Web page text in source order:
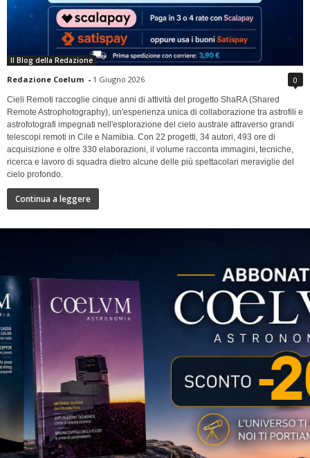
Il Blog della Redazione
Redazione Coelum - 1 Giugno 2026 0
Cieli Remoti raccoglie cinque anni di attività del progetto ShaRA (Shared
Remote Astrophotography), un'esperienza unica di collaborazione tra astrofili e
astrofotografi impegnati nell'esplorazione del cielo australe attraverso grandi
telescopi remoti in Cile e Namibia. Con 22 progetti, 34 autori, 493 ore di
acquisizione e oltre 330 elaborazioni, il volume racconta immagini, tecniche,
ricerca e lavoro di squadra dietro alcune delle più spettacolari meraviglie del
cielo profondo.
Continua a leggere